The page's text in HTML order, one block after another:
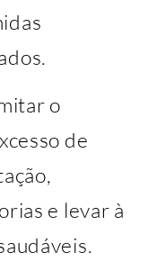
o
de
e levar à